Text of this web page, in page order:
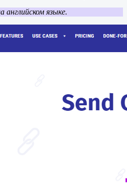
английском языке.